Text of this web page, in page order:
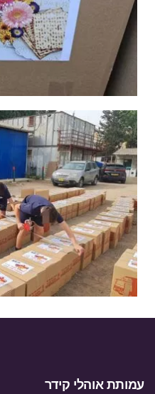
עמותת אוהלי קידר